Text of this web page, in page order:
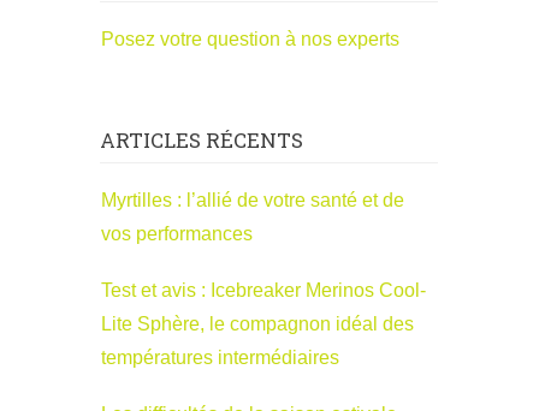
Posez votre question à nos experts
ARTICLES RÉCENTS
Myrtilles : l’allié de votre santé et de
vos performances
Test et avis : Icebreaker Merinos Cool-
Lite Sphère, le compagnon idéal des
températures intermédiaires